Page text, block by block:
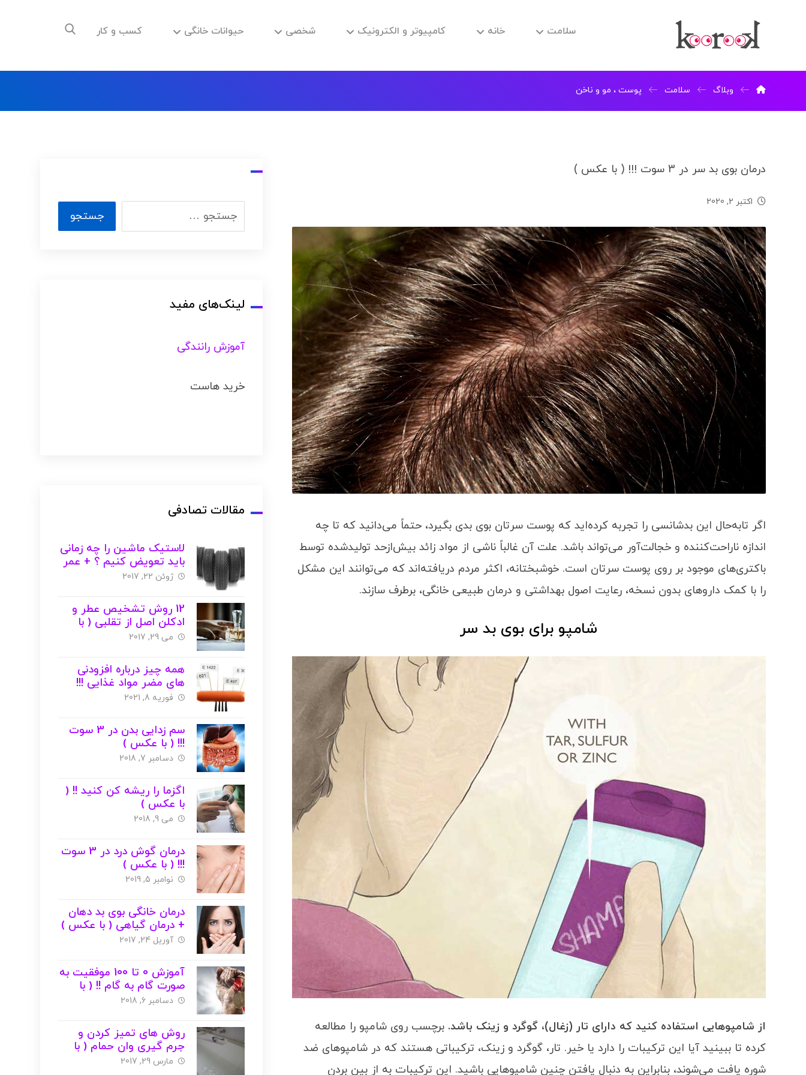
سلامت خانه کامپیوتر و الکترونیک شخصی حیوانات خانگی کسب و کار
وبلاگ سلامت پوست ، مو و ناخن
درمان بوی بد سر در 3 سوت !!! ( با عکس )
اکتبر 2, 2020
اگر تابه‌حال این بدشانسی را تجربه کرده‌اید که پوست سرتان بوی بدی بگیرد، حتماً می‌دانید که تا چه
اندازه ناراحت‌کننده و خجالت‌آور می‌تواند باشد. علت آن غالباً ناشی از مواد زائد بیش‌ازحد تولیدشده توسط
باکتری‌های موجود بر روی پوست سرتان است. خوشبختانه، اکثر مردم دریافته‌اند که می‌توانند این مشکل
را با کمک داروهای بدون نسخه، رعایت اصول بهداشتی و درمان طبیعی خانگی، برطرف سازند.
شامپو برای بوی بد سر
از شامپوهایی استفاده کنید که دارای تار (زغال)، گوگرد و زینک باشد. برچسب روی شامپو را مطالعه
کرده تا ببینید آیا این ترکیبات را دارد یا خیر. تار، گوگرد و زینک، ترکیباتی هستند که در شامپوهای ضد
شوره یافت می‌شوند، بنابراین به دنبال یافتن چنین شامپوهایی باشید. این ترکیبات به از بین بردن
لینک‌های مفید
آموزش رانندگی
خرید هاست
مقالات تصادفی
لاستیک ماشین را چه زمانی
باید تعویض کنیم ؟ + عمر
مفید ( با عکس )
ژوئن 22, 2017
12 روش تشخیص عطر و
ادکلن اصل از تقلبی ( با
عکس )
می 29, 2017
همه چیز درباره افزودنی
های مضر مواد غذایی !!!
فوریه 8, 2021
سم زدایی بدن در 3 سوت
!!! ( با عکس )
دسامبر 7, 2018
اگزما را ریشه کن کنید !! (
با عکس )
می 9, 2018
درمان گوش درد در 3 سوت
!!! ( با عکس )
نوامبر 5, 2019
درمان خانگی بوی بد دهان
+ درمان گیاهی ( با عکس )
آوریل 24, 2017
آموزش 0 تا 100 موفقیت به
صورت گام به گام !! ( با
عکس )
دسامبر 6, 2018
روش های تمیز کردن و
جرم گیری وان حمام ( با
عکس )
مارس 29, 2017